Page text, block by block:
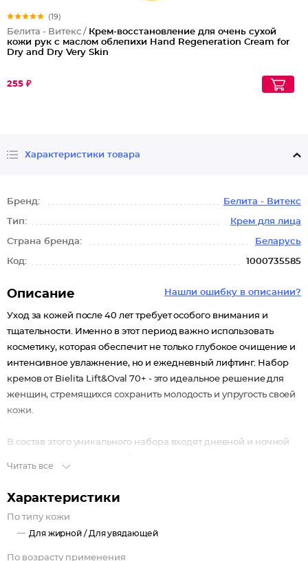
(19)
Белита - Витекс / Крем-восстановление для очень сухой
кожи рук с маслом облепихи Hand Regeneration Cream for
Dry and Dry Very Skin
255 ₽
Характеристики товара
Бренд: Белита - Витекс
Тип: Крем для лица
Страна бренда: Беларусь
Код: 1000735585
Нашли ошибку в описании?
Описание
Уход за кожей после 40 лет требует особого внимания и
тщательности. Именно в этот период важно использовать
косметику, которая обеспечит не только глубокое очищение и
интенсивное увлажнение, но и ежедневный лифтинг. Набор
кремов от Bielita Lift&Oval 70+ - это идеальное решение для
женщин, стремящихся сохранить молодость и упругость своей
кожи.
В состав этого уникального набора входят дневной и ночной
своей формуле, эти крема не только увлажняют, но и
способствуют восстановлению клеток, придавая лицу
здоровый и сияющий вид.
Читать все
Характеристики
По типу кожи
Для жирной / Для увядающей
По возрасту применения